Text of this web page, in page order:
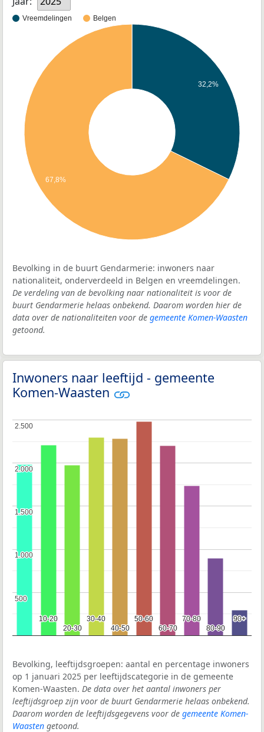
Vreemdelingen Belgen
32,2%
67,8%
Bevolking in de buurt Gendarmerie: inwoners naar
nationaliteit, onderverdeeld in Belgen en vreemdelingen.
De verdeling van de bevolking naar nationaliteit is voor de
buurt Gendarmerie helaas onbekend. Daarom worden hier de
data over de nationaliteiten voor de gemeente Komen-Waasten
getoond.
Inwoners naar leeftijd - gemeente
Komen-Waasten
10-20
10-20
20-30
20-30
30-40
30-40
40-50
40-50
50-60
50-60
60-70
60-70
70-80
70-80
80-90
80-90
90+
90+
500
500
1.000
1.000
1.500
1.500
2.000
2.000
2.500
2.500
Bevolking, leeftijdsgroepen: aantal en percentage inwoners
op 1 januari 2025 per leeftijdscategorie in de gemeente
Komen-Waasten. De data over het aantal inwoners per
leeftijdsgroep zijn voor de buurt Gendarmerie helaas onbekend.
Daarom worden de leeftijdsgegevens voor de gemeente Komen-
Waasten getoond.